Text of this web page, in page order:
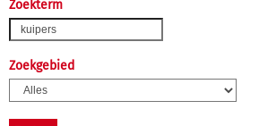
Zoekterm
Zoekgebied